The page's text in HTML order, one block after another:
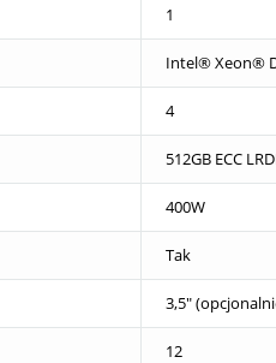
1
Intel® Xeon®
4
512GB ECC
400W
Tak
3,5"
12